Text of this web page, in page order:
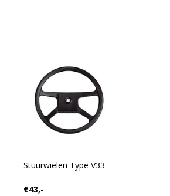
Stuurwielen Type V33
€43,-